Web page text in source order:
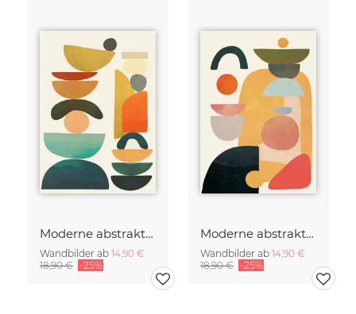
Moderne abstrakte Kunst
Wandbilder ab 14,90 €
18,90 € -25%
Moderne abstrakte Kunst
Wandbilder ab 14,90 €
18,90 € -25%